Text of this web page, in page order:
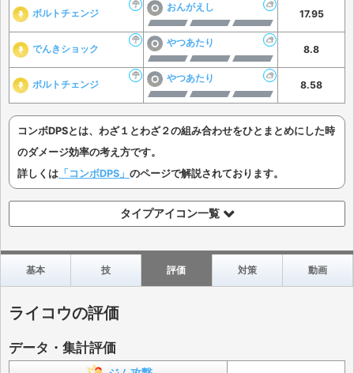
ボルトチェンジ
おんがえし
17.95
でんきショック
やつあたり
8.8
ボルトチェンジ
やつあたり
8.58
コンボDPSとは、わざ１とわざ２の組み合わせをひとまとめにした時
のダメージ効率の考え方です。
詳しくは 「コンボDPS」 のページで解説されております。
タイプアイコン一覧
基本 技 評価 対策 動画
ライコウの評価
データ・集計評価